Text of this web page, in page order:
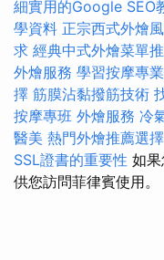
細實用的Google SEO
學資料 正宗西式外燴
求 經典中式外燴菜單
外燴服務 學習按摩專
擇 筋膜沾黏撥筋技術
按摩專班 外燴服務 冷
醫美 熱門外燴推薦選擇
SSL證書的重要性 如
供您訪問菲律賓使用。